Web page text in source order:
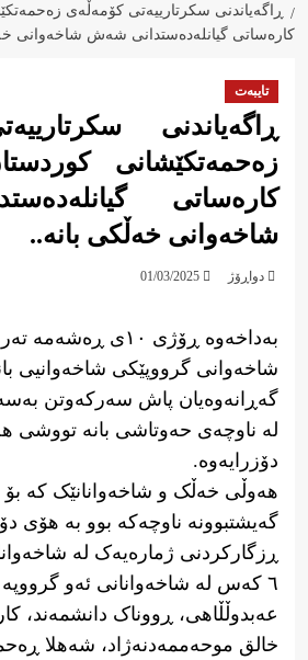
ڕاگەیاندنی سکرتارییەتی کۆمەڵەی
کارەساتی گیانلەدەستدانی شەش شاخەوانی
تایبەت
ڕاگەیاندنی
زەحمەتکێشانی
کارەساتی
شاخەوانی خەڵکی بانە..
دواڕۆژ 01/03/2025
بەداخەوە ڕۆژی ١٠ی
شاخەوانی گرووپێکی شاخەوانیی
گەڕانەوەیان پاش سەرکەوتن
لە ناوچەی حەوتاشی بانە تووشی
دۆزرایەوە.
هەوڵی خەڵک و شاخەوانانێک کە بۆ
گەیشتبوونە ناوچەکە بوو بە هۆی
ڕزگارکردنی ژمارەیەک لە
٦ کەس لە شاخەوانانی ئەو
عەبدوڵڵاهی، ڕووناک دانشمەند،
خالق موحەممەدنەژاد، شەهلا